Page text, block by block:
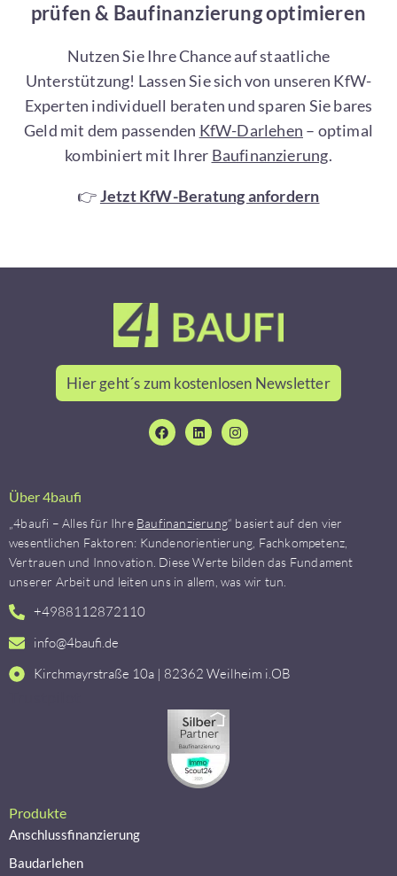
prüfen & Baufinanzierung optimieren
Nutzen Sie Ihre Chance auf staatliche
Unterstützung! Lassen Sie sich von unseren KfW-
Experten individuell beraten und sparen Sie bares
Geld mit dem passenden KfW-Darlehen – optimal
kombiniert mit Ihrer Baufinanzierung.
👉Jetzt KfW-Beratung anfordern
Hier geht´s zum kostenlosen Newsletter
Über 4baufi
„4baufi – Alles für Ihre Baufinanzierung“ basiert auf den vier
wesentlichen Faktoren: Kundenorientierung, Fachkompetenz,
Vertrauen und Innovation. Diese Werte bilden das Fundament
unserer Arbeit und leiten uns in allem, was wir tun.
+4988112872110
info@4baufi.de
Kirchmayrstraße 10a | 82362 Weilheim i.OB
Produkte
Anschlussfinanzierung
Baudarlehen